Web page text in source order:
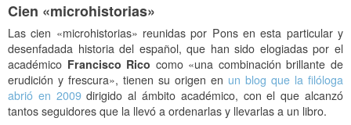
Cien «microhistorias»
Las cien «microhistorias» reunidas por Pons en esta particular y
desenfadada historia del español, que han sido elogiadas por el
académico Francisco Rico como «una combinación brillante de
erudición y frescura», tienen su origen en un blog que la filóloga
abrió en 2009dirigido al ámbito académico, con el que alcanzó
tantos seguidores que la llevó a ordenarlas y llevarlas a un libro.